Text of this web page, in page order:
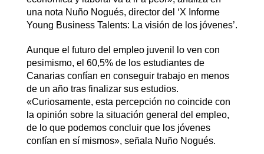
una nota Nuño Nogués, director del ‘X Informe
Young Business Talents: La visión de los jóvenes’.
Aunque el futuro del empleo juvenil lo ven con
pesimismo, el 60,5% de los estudiantes de
Canarias confían en conseguir trabajo en menos
de un año tras finalizar sus estudios.
«Curiosamente, esta percepción no coincide con
la opinión sobre la situación general del empleo,
de lo que podemos concluir que los jóvenes
confían en sí mismos», señala Nuño Nogués.